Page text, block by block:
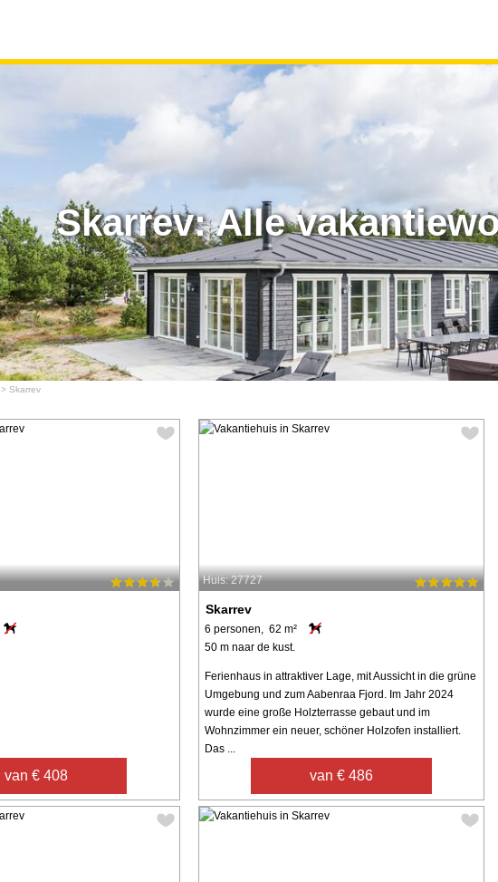
Skarrev: Alle
> Skarrev
van € 408
Huis: 27727
Skarrev
6 personen, 62 m²
50 m naar de kust.
Ferienhaus in attraktiver Lage, mit Aussicht in die grüne
Umgebung und zum Aabenraa Fjord. Im Jahr 2024
wurde eine große Holzterrasse gebaut und im
Wohnzimmer ein neuer, schöner Holzofen installiert.
Das ...
van € 486